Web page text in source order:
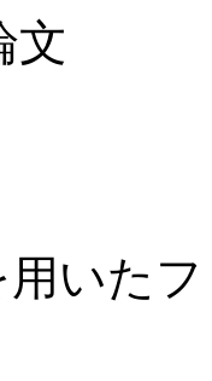
文
いた